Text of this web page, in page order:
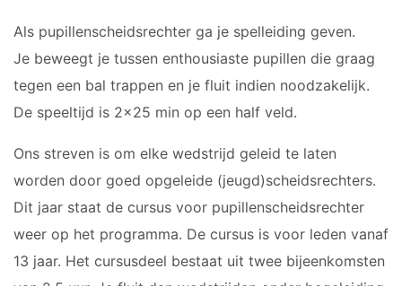
JO8-4JM
JO8-5JM
JO9-1
JO9-2JM
JO9-4JM
JO9-5
JO10-1
JO10-2 JM
JO10-3
JARIGEN
Als pupillenscheidsrechter ga je spelleiding geven.
Je beweegt je tussen enthousiaste pupillen die graag
tegen een bal trappen en je fluit indien noodzakelijk.
De speeltijd is 2×25 min op een half veld.
Ons streven is om elke wedstrijd geleid te laten
worden door goed opgeleide (jeugd)scheidsrechters.
Dit jaar staat de cursus voor pupillenscheidsrechter
weer op het programma. De cursus is voor leden vanaf
13 jaar. Het cursusdeel bestaat uit twee bijeenkomsten